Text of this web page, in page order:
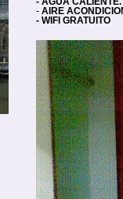
- AIRE
- WIFI GRATUITO